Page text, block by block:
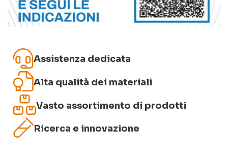
Assistenza dedicata
Alta qualità dei materiali
Vasto assortimento di prodotti
Ricerca e innovazione